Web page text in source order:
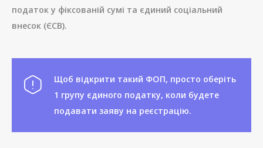
податок у фіксованій сумі та єдиний соціальний
внесок (ЄСВ).
Щоб відкрити такий ФОП, просто оберіть
1 групу єдиного податку, коли будете
подавати заяву на реєстрацію.